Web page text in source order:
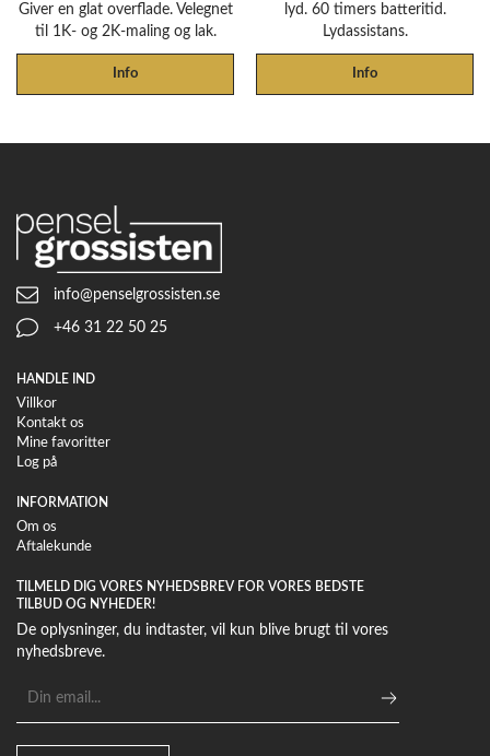
Giver en glat overflade. Velegnet
til 1K- og 2K-maling og lak.
Info
lyd. 60 timers batteritid.
Lydassistans.
Info
info@penselgrossisten.se
+46 31 22 50 25
HANDLE IND
Villkor
Kontakt os
Mine favoritter
Log på
INFORMATION
Om os
Aftalekunde
TILMELD DIG VORES NYHEDSBREV FOR VORES BEDSTE
TILBUD OG NYHEDER!
De oplysninger, du indtaster, vil kun blive brugt til vores
nyhedsbreve.
mailadresse